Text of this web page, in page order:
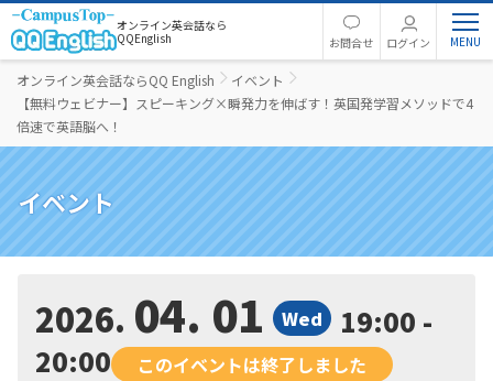
オンライン英会話なら
QQEnglish
お問合せ ログイン
オンライン英会話ならQQ English
イベント
【無料ウェビナー】スピーキング×瞬発力を伸ばす！英国発学習メソッドで4
倍速で英語脳へ！
イベント
2026 04. 01 Wed
19:00 -
20:00
このイベントは終了しました